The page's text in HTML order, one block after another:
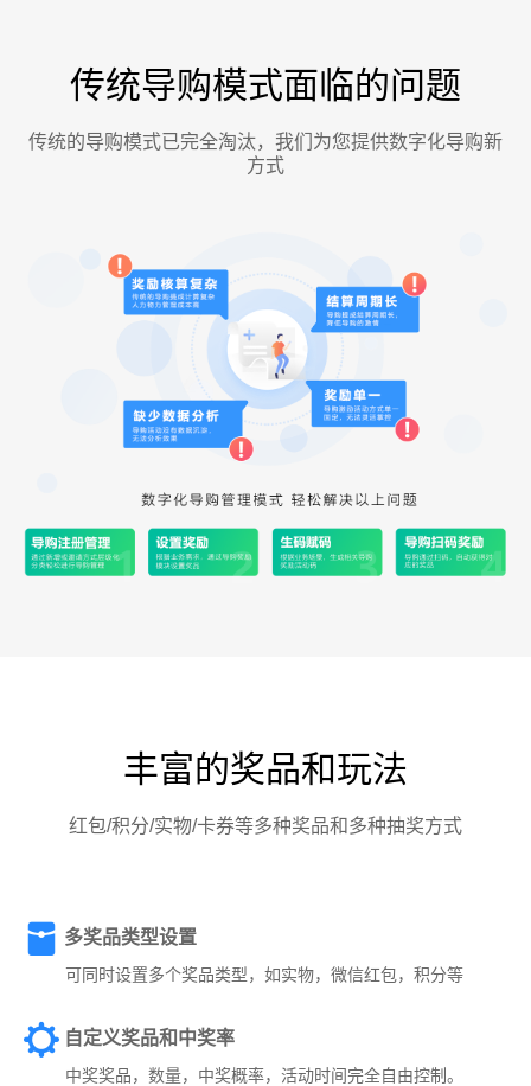
传统导购模式面临的问题
传统的导购模式已完全淘汰，我们为您提供数字化导购新
方式
丰富的奖品和玩法
红包/积分/实物/卡券等多种奖品和多种抽奖方式
多奖品类型设置
可同时设置多个奖品类型，如实物，微信红包，积分等
自定义奖品和中奖率
中奖奖品，数量，中奖概率，活动时间完全自由控制。